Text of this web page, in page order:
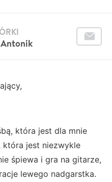
Antonik
która jest dla mnie
która jest niezwykle
śpiewa i gra na gitarze,
lewego nadgarstka.